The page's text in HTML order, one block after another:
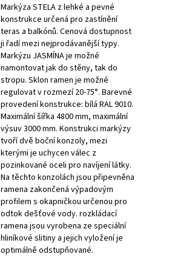
Markýza STELA z lehké a pevné
konstrukce určená pro zastínění
teras a balkónů. Cenová dostupnost
ji řadí mezi nejprodávanější typy.
Markýzu JASMÍNA je možné
namontovat jak do stěny, tak do
stropu. Sklon ramen je možné
regulovat v rozmezí 20-75°. Barevné
provedení konstrukce: bílá RAL 9010.
Maximální šířka 4800 mm, maximální
výsuv 3000 mm. Konstrukci markýzy
tvoří dvě boční konzoly, mezi
kterými je uchycen válec z
pozinkované oceli pro navíjení látky.
Na těchto konzolách jsou připevněna
ramena zakončená výpadovým
profilem s okapničkou určenou pro
odtok dešťové vody. rozkládací
ramena jsou vyrobena ze speciální
hliníkové slitiny a jejich vyložení je
optimálně odstupňované.